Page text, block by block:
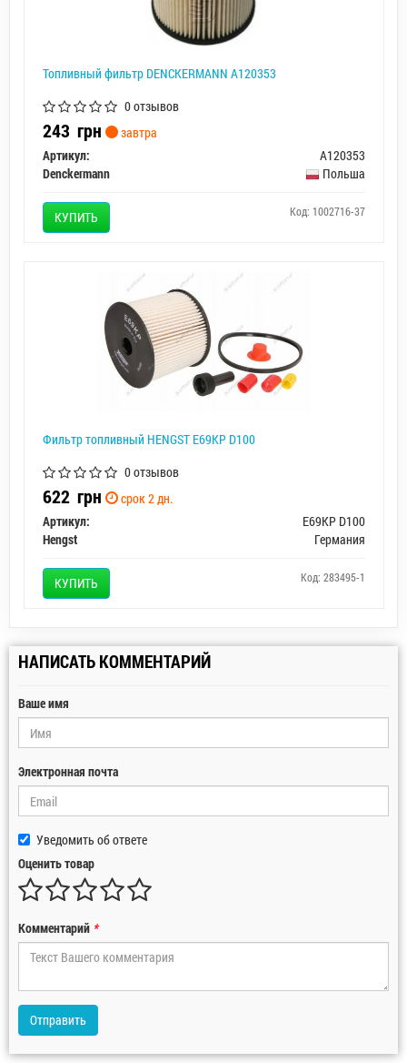
Топливный фильтр DENCKERMANN A120353
0 отзывов
243 грн
завтра
Артикул:
A120353
Denckermann
Польша
КУПИТЬ Код: 1002716-37
Фильтр топливный HENGST E69KP D100
0 отзывов
622 грн
срок 2 дн.
Артикул:
E69KP D100
Hengst
Германия
КУПИТЬ Код: 283495-1
НАПИСАТЬ КОММЕНТАРИЙ
Ваше имя
Электронная почта
Уведомить об ответе
Оценить товар
Комментарий *
Отправить